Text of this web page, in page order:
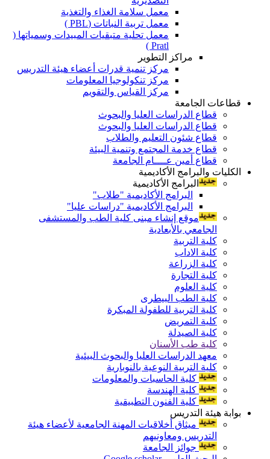
معمل سلامة الغذاء والتغذية
معمل تربية النباتات (PBL )
معمل تحلية متبقيات المبيدات وسمياتها (
Pratl )
مراكز التطوير
مركز تنمية قدرات أعضاء هيئة التدريس
مركز تنكولوجيا المعلومات
مركز القياس والتقويم
قطاعات الجامعة
قطاع الدراسات العليا والبحوث
قطاع الدراسات العليا والبحوث
قطاع شئون التعليم والطلاب
قطاع خدمة المجتمع وتنمية البيئة
قطاع أمين عــــام الجامعة
الكليات والبرامج الأكاديمية
البرامج الأكاديمية
البرامج الأكاديمية "طلاب"
البرامج الأكاديمية "دراسات عليا"
موقع إنشاء مبنى كلية الطب والمستشفى
الجامعي بالأبعادية
كلية التربية
كلية الاداب
كلية الزراعة
كلية التجارة
كلية العلوم
كلية الطب البيطرى
كلية التربية للطفولة المبكرة
كلية التمريض
كلية الصيدلة
كلية طب الأسنان
معهد الدراسات العليا والبحوث البيئية
كلية التربية النوعية بالنوبارية
كلية الحاسبات والمعلومات
كلية الهندسة
كلية الفنون التطبيقية
بوابة هيئة التدريس
ميثاق أخلاقيات المهنة الجامعية لأعضاء هيئة
التدريس ومعاونيهم
جوائز الجامعة